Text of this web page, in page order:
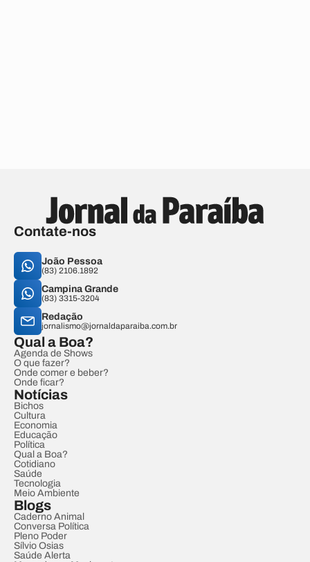
Contate-nos
João Pessoa
(83) 2106.1892
Campina Grande
(83) 3315-3204
Redação
jornalismo@jornaldaparaiba.com.br
Qual a Boa?
Agenda de Shows
O que fazer?
Onde comer e beber?
Onde ficar?
Notícias
Bichos
Cultura
Economia
Educação
Política
Qual a Boa?
Cotidiano
Saúde
Tecnologia
Meio Ambiente
Blogs
Caderno Animal
Conversa Política
Pleno Poder
Sílvio Osias
Saúde Alerta